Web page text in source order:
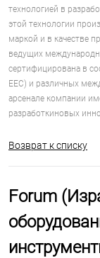
технологией в
этой технологии
маркой и в качестве
ведущих
сертифицирована в
EEC) и различных
арсенале компании
разработкиновых
Возврат к списку
Forum